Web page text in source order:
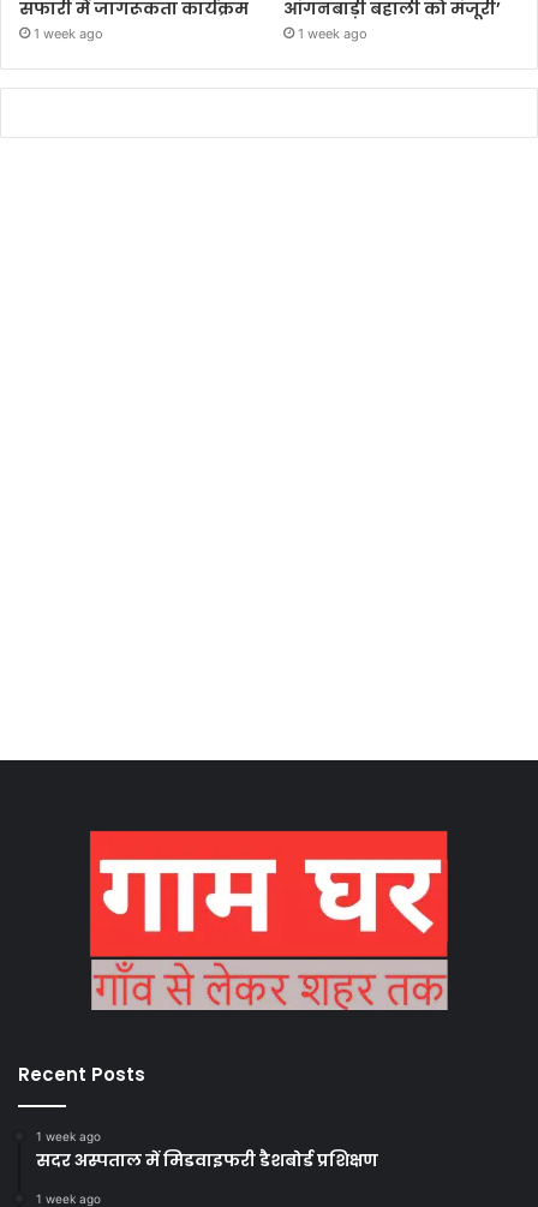
सफारी में जागरूकता कार्यक्रम
1 week ago
आंगनबाड़ी बहाली को मंजूरी’
1 week ago
Recent Posts
1 week ago
सदर अस्पताल में मिडवाइफरी डैशबोर्ड प्रशिक्षण
1 week ago